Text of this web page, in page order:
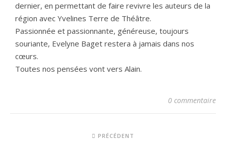
dernier, en permettant de faire revivre les auteurs de la
région avec Yvelines Terre de Théâtre.
Passionnée et passionnante, généreuse, toujours
souriante, Evelyne Baget restera à jamais dans nos
cœurs.
Toutes nos pensées vont vers Alain.
0 commentaire
PRÉCÉDENT